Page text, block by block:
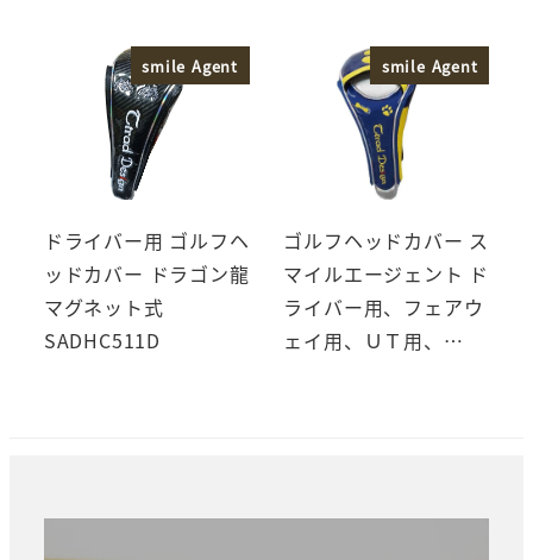
smile Agent
ドライバー用 ゴルフヘ
ッドカバー ドラゴン龍
マグネット式
SADHC511D
smile Agent
ゴルフヘッドカバー ス
マイルエージェント ド
ライバー用、フェアウ
ェイ用、ＵＴ用、…